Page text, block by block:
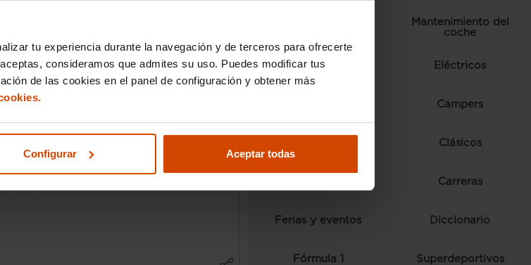
tu experiencia durante la navegación y de terceros para ofrecerte
consideramos que admites su uso. Puedes modificar tus
de las cookies en el panel de configuración y obtener más
Configurar Aceptar todas
multas ponen
en España Los radares de tráfico en
Mantenimiento del
coche
Normativa y trámites Eléctricos
Campers
Clásicos
Carreras
Ferias y eventos Diccionario
Fórmula 1 Superdeportivos